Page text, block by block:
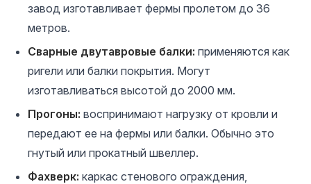
завод изготавливает фермы пролетом до 36
метров.
Сварные двутавровые балки: применяются как
ригели или балки покрытия. Могут
изготавливаться высотой до 2000 мм.
Прогоны: воспринимают нагрузку от кровли и
передают ее на фермы или балки. Обычно это
гнутый или прокатный швеллер.
Фахверк: каркас стенового ограждения,